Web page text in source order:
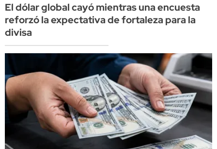
El dólar global cayó mientras una encuesta
reforzó la expectativa de fortaleza para la
divisa